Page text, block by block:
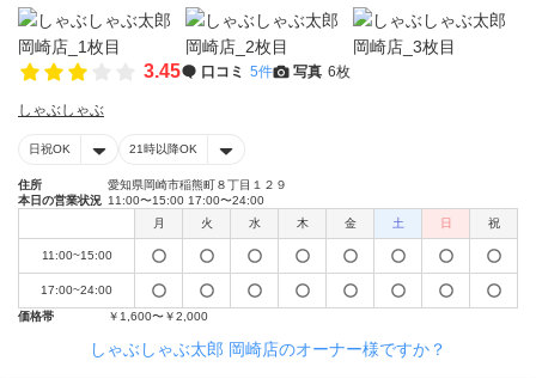
3.45 口コミ 5件 写真 6枚
しゃぶしゃぶ
日祝OK 21時以降OK
住所
愛知県岡崎市稲熊町８丁目１２９
本日の営業状況 11:00〜15:00 17:00〜24:00
月
火 水 木 金 土 日 祝
11:00~15:00
17:00~24:00
価格帯
￥1,600〜￥2,000
しゃぶしゃぶ太郎 岡崎店のオーナー様ですか？